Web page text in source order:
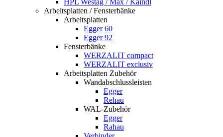
HPL Westag / Max / Kaindl
Arbeitsplatten / Fensterbänke
Arbeitsplatten
Egger 60
Egger 92
Fensterbänke
WERZALIT compact
WERZALIT exclusiv
Arbeitsplatten Zubehör
Wandabschlussleisten
Egger
Rehau
WAL-Zubehör
Egger
Rahau